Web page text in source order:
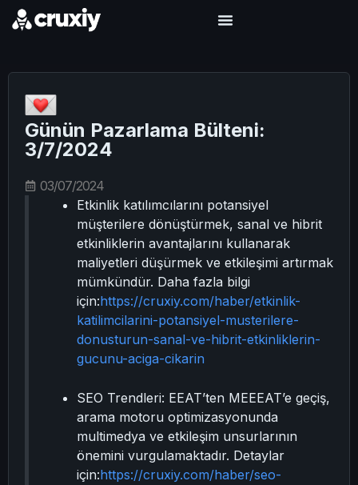
Günün Pazarlama Bülteni:
3/7/2024
03/07/2024
Etkinlik katılımcılarını potansiyel
müşterilere dönüştürmek, sanal ve hibrit
etkinliklerin avantajlarını kullanarak
maliyetleri düşürmek ve etkileşimi artırmak
mümkündür. Daha fazla bilgi
için:https://cruxiy.com/haber/etkinlik-
katilimcilarini-potansiyel-musterilere-
donusturun-sanal-ve-hibrit-etkinliklerin-
gucunu-aciga-cikarin
SEO Trendleri: EEAT’ten MEEEAT’e geçiş,
arama motoru optimizasyonunda
multimedya ve etkileşim unsurlarının
önemini vurgulamaktadır. Detaylar
için:https://cruxiy.com/haber/seo-